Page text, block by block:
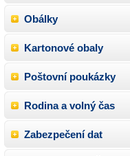
Obálky
Kartonové obaly
Poštovní poukázky
Rodina a volný čas
Zabezpečení dat